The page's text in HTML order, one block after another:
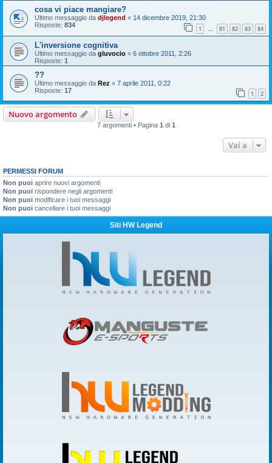
cosa vi piace mangiare?
Ultimo messaggio da djlegend « 14 dicembre 2019, 21:30
Risposte: 834 1 … 81 82 83 84
L'inversione cognitiva
Ultimo messaggio da gluvocio « 6 ottobre 2011, 2:26
Risposte: 1
??
Ultimo messaggio da Rez « 7 aprile 2011, 0:22
Risposte: 17 1 2
Nuovo argomento
7 argomenti • Pagina 1di 1
Vai a
PERMESSI FORUM
Non puoi aprire nuovi argomenti
Non puoi rispondere negli argomenti
Non puoi modificare i tuoi messaggi
Non puoi cancellare i tuoi messaggi
Siti HW Legend